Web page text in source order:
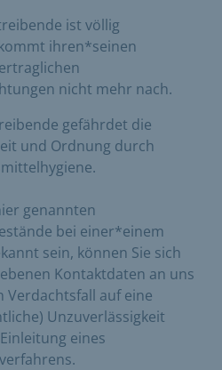
ist völlig
ihren*seinen
nicht mehr nach.
gefährdet die
und Ordnung durch
genannten
bei einer*einem
sein, können Sie sich
Kontaktdaten an uns
Verdachtsfall auf eine
Unzuverlässigkeit
eines